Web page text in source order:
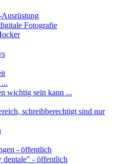
Fotografie
wichtig sein kann ...
schreibberechtigt sind nur
- öffentlich
- öffentlich